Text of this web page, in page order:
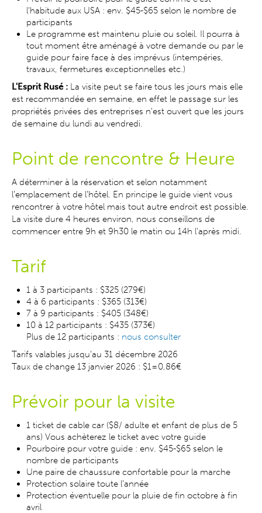
l'habitude aux USA : env. $45-$65 selon le nombre de
participants
Le programme est maintenu pluie ou soleil. Il pourra à
tout moment être aménagé à votre demande ou par le
guide pour faire face à des imprévus (intempéries,
travaux, fermetures exceptionnelles etc.)
L'Esprit Rusé : La visite peut se faire tous les jours mais elle
est recommandée en semaine, en effet le passage sur les
propriétés privées des entreprises n'est ouvert que les jours
de semaine du lundi au vendredi.
Point de rencontre & Heure
A déterminer à la réservation et selon notamment
l’emplacement de l’hôtel. En principe le guide vient vous
rencontrer à votre hôtel mais tout autre endroit est possible.
La visite dure 4 heures environ, nous conseillons de
commencer entre 9h et 9h30 le matin ou 14h l'après midi.
Tarif
1 à 3 participants : $325 (279€)
4 à 6 participants : $365 (313€)
7 à 9 participants : $405 (348€)
10 à 12 participants : $435 (373€)
Plus de 12 participants : nous consulter
Tarifs valables jusqu'au 31 décembre 2026
Taux de change 13 janvier 2026 : $1=0,86€
Prévoir pour la visite
1 ticket de cable car ($8/ adulte et enfant de plus de 5
ans) Vous achèterez le ticket avec votre guide
Pourboire pour votre guide : env. $45-$65 selon le
nombre de participants
Une paire de chaussure confortable pour la marche
Protection solaire toute l’année
Protection éventuelle pour la pluie de fin octobre à fin
avril